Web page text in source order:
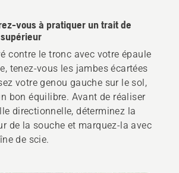
vous à pratiquer un trait de
contre le tronc avec votre épaule
tenez-vous les jambes écartées
votre genou gauche sur le sol,
bon équilibre. Avant de réaliser
directionnelle, déterminez la
de la souche et marquez-la avec
de scie.